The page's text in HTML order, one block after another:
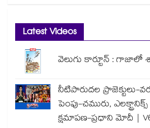
Latest Videos
వెలుగు కార్టూన్ : గాజాలో
నీటిపారుదల ప్రాజెక్టులు-
పెంపు-చమురు,
క్షమాపణ-ప్రధాని మోదీ |